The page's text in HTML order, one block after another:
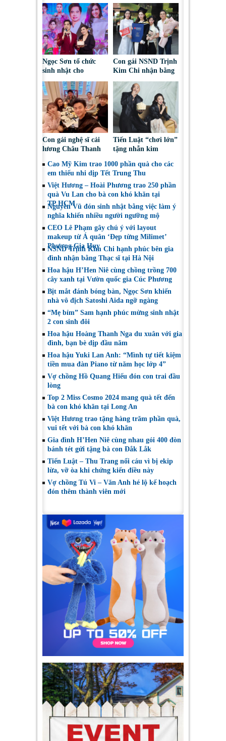
Ngọc Sơn tổ chức
sinh nhật cho
Phương Thanh ngay
trên sân khấu Bắc
Ninh
Con gái NSND Trịnh
Kim Chi nhận bằng
Tốt nghiệp ngành
Hàng không
Con gái nghệ sĩ cải
lương Châu Thanh
cảm với Võ Minh
Lâm
Tiến Luật “chơi lớn”
tặng nhẫn kim
Trang kỷ niệm 15
năm ngày cưới
Cao Mỹ Kim trao 1000 phần quà cho các
em thiếu nhi dịp Tết Trung Thu
Việt Hương – Hoài Phương trao 250 phần
quà Vu Lan cho bà con khó khăn tại
TP.HCM
Nguyên Vũ đón sinh nhật bằng việc làm ý
nghĩa khiến nhiều người ngưỡng mộ
CEO Lê Phạm gây chú ý với layout
makeup từ Á quân ‘Đẹp từng Milimet’
Phương Gia Huy
NSND Trịnh Kim Chi hạnh phúc bên gia
đình nhận bằng Thạc sĩ tại Hà Nội
Hoa hậu H’Hen Niê cùng chồng trồng 700
cây xanh tại Vườn quốc gia Cúc Phương
Bịt mắt đánh bóng bàn, Ngọc Sơn khiến
nhà vô địch Satoshi Aida ngỡ ngàng
“Mẹ bỉm” Sam hạnh phúc mừng sinh nhật
2 con sinh đôi
Hoa hậu Hoàng Thanh Nga du xuân với gia
đình, bạn bè dịp đầu năm
Hoa hậu Yuki Lan Anh: “Mình tự tiết kiệm
tiền mua đàn Piano từ năm học lớp 4”
Vợ chồng Hồ Quang Hiếu đón con trai đầu
lòng
Top 2 Miss Cosmo 2024 mang quà tết đến
bà con khó khăn tại Long An
Việt Hương trao tặng hàng trăm phần quà,
vui tết với bà con khó khăn
Gia đình H’Hen Niê cùng nhau gói 400 đòn
bánh tét gửi tặng bà con Đắk Lắk
Tiến Luật – Thu Trang nổi cáu vì bị ekip
lừa, vỡ òa khi chứng kiến điều này
Vợ chồng Tú Vi – Văn Anh hé lộ kế hoạch
đón thêm thành viên mới